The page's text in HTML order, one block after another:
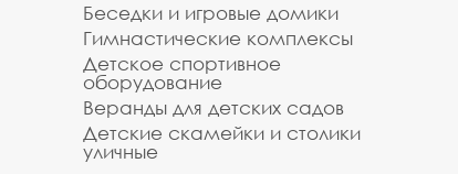
Беседки и игровые домики
Гимнастические комплексы
Детское спортивное
оборудование
Веранды для детских садов
Детские скамейки и столики
уличные